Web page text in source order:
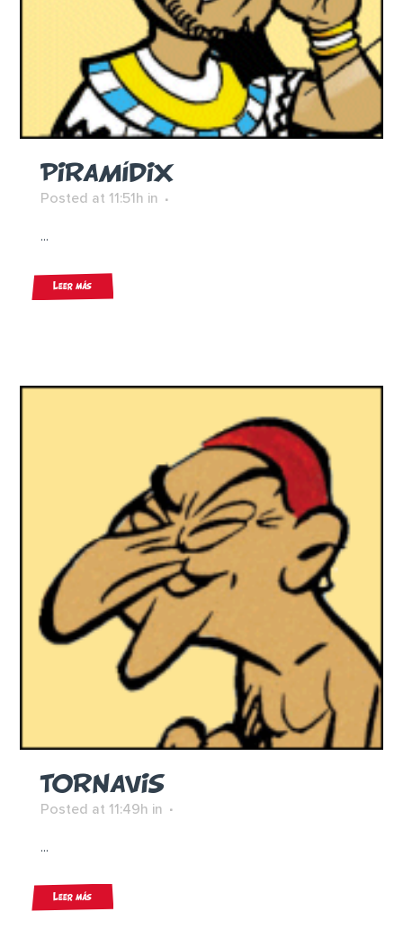
PIRAMÍDIX
Posted at 11:51h in
...
Leer más
TORNAVIS
Posted at 11:49h in
...
Leer más